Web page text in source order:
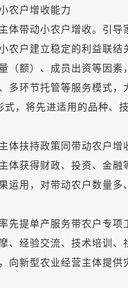
农户增收能力
带动小农户增收。引导
农户建立稳定的利益联
（额）、成员出资等因
多环节托管等服务模式
，将先进适用的品种、
扶持政策同带动农户增
体获得财政、投资、金
运用，对带动农户数量
提单产服务带农户专项
、经验交流、技术培训
向新型农业经营主体提